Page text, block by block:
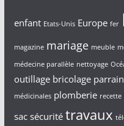
enfant Etats-Unis Europe fer
magazine mariage meuble
médecine parallèle nettoyage
outillage bricolage
médicinales plomberie recette
sac sécurité travaux